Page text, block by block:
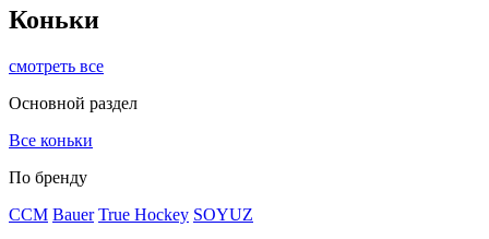
Коньки
смотреть все
Основной раздел
Все коньки
По бренду
ССМ Bauer True Hockey SOYUZ